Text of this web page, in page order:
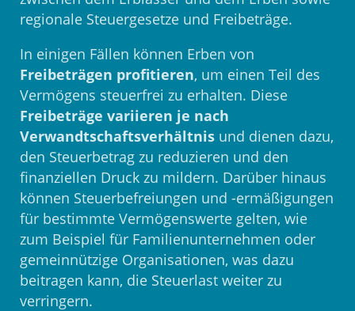
regionale Steuergesetze und Freibeträge.
In einigen Fällen können Erben von
Freibeträgen profitieren, um einen Teil des
Vermögens steuerfrei zu erhalten. Diese
Freibeträge variieren je nach
Verwandtschaftsverhältnis und dienen dazu,
den Steuerbetrag zu reduzieren und den
finanziellen Druck zu mildern. Darüber hinaus
können Steuerbefreiungen und -ermäßigungen
für bestimmte Vermögenswerte gelten, wie
zum Beispiel für Familienunternehmen oder
gemeinnützige Organisationen, was dazu
beitragen kann, die Steuerlast weiter zu
verringern.